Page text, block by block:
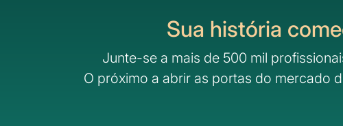
Sua história
Junte-se a mais de 500 mil
O próximo a abrir as portas do mercado